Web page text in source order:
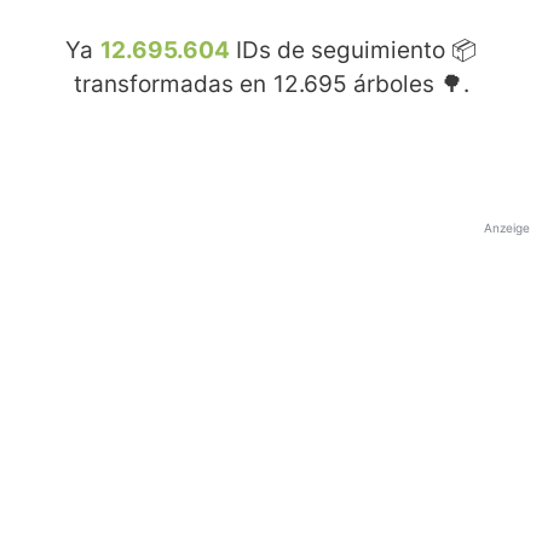
Ya 12.695.604 IDs de seguimiento 📦
transformadas en 12.695 árboles 🌳.
Anzeige